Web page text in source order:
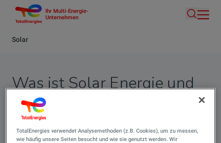
Ihr Multi-Energie-
Unternehmen
Suche
Pfadnavigation
Solar
Was ist Solar Energie und
wie wird sie erzeugt?
Suche
TotalEnergies verwendet Analysemethoden (z.B. Cookies), um zu messen,
wie häufig unsere Seiten besucht und wie sie genutzt werden. Wir